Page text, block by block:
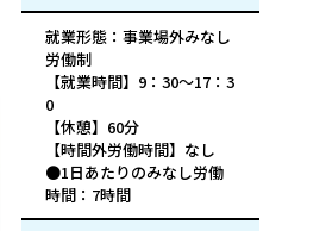
就業形態：事業場外みなし
労働制
【就業時間】9：30〜17：3
0
【休憩】60分
【時間外労働時間】なし
●1日あたりのみなし労働
時間：7時間